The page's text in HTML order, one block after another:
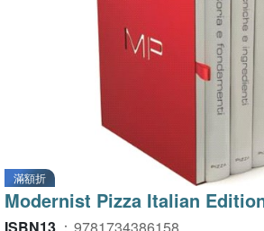
滿額折
Modernist Pizza Italian